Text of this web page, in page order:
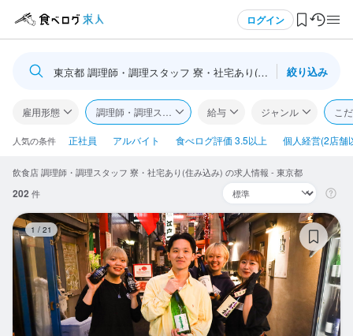
ログイン
ログイン・無料会員登録
食べログ求人TOP
求人検索
閲覧履歴
気になる求人
検索履歴・保存した条件
東京都 調理師・調理スタッフ 寮・社宅あり(住み込み)絞り込み
雇用形態 調理師・調理スタッフ 給与 ジャンル こ
人気の条件 正社員 アルバイト 食べログ評価 3.5以上 個人経営(2店舗
飲食店 調理師・調理スタッフ 寮・社宅あり(住み込み) の求人情報 - 東京都
202 件
1 / 21